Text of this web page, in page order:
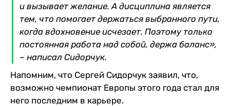
и вызывает желание. А дисциплина является
тем, что помогает держаться выбранного пути,
когда вдохновение исчезает. Поэтому только
постоянная работа над собой, держа баланс»,
– написал Сидорчук.
Напомним, что Сергей Сидорчук заявил, что,
возможно чемпионат Европы этого года стал для
него последним в карьере.